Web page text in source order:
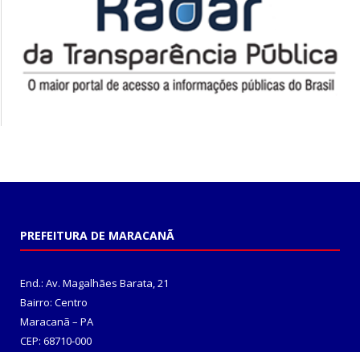
PREFEITURA DE MARACANÃ
End.: Av. Magalhães Barata, 21
Bairro: Centro
Maracanã – PA
CEP: 68710-000